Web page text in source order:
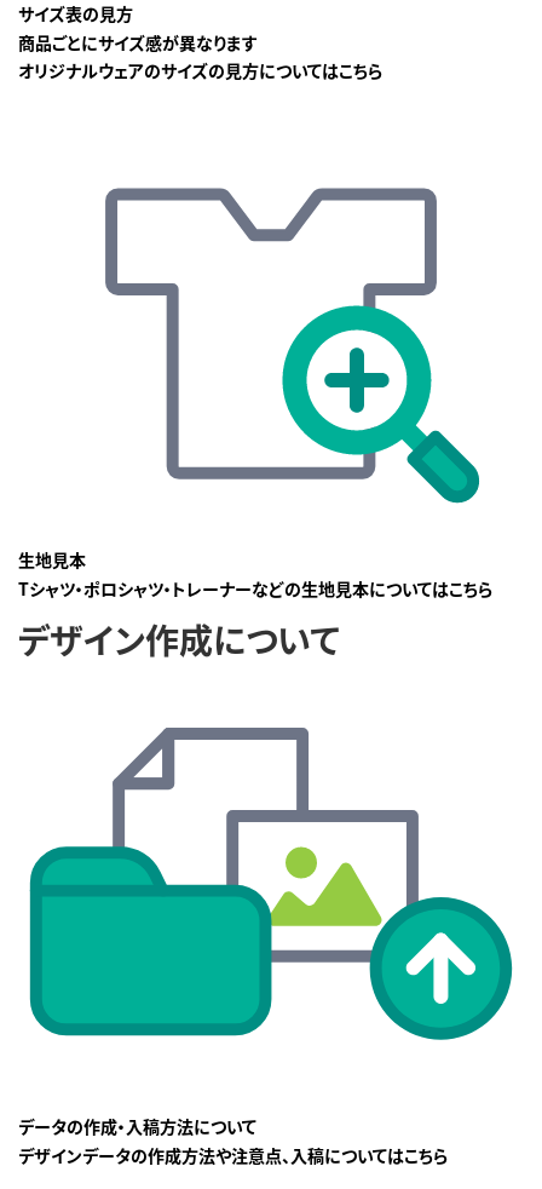
サイズ表の見方
商品ごとにサイズ感が異なります
オリジナルウェアのサイズの見方についてはこちら
生地見本
Tシャツ・ポロシャツ・トレーナーなどの生地見本についてはこちら
デザイン作成について
データの作成・入稿方法について
デザインデータの作成方法や注意点、入稿についてはこちら